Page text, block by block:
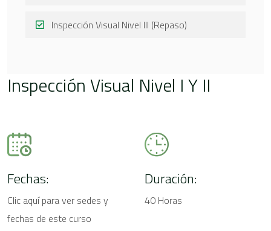
Inspección Visual Nivel III (Repaso)
Inspección Visual Nivel I Y II
Fechas:
Clic aquí para ver sedes y
fechas de este curso
Duración:
40 Horas